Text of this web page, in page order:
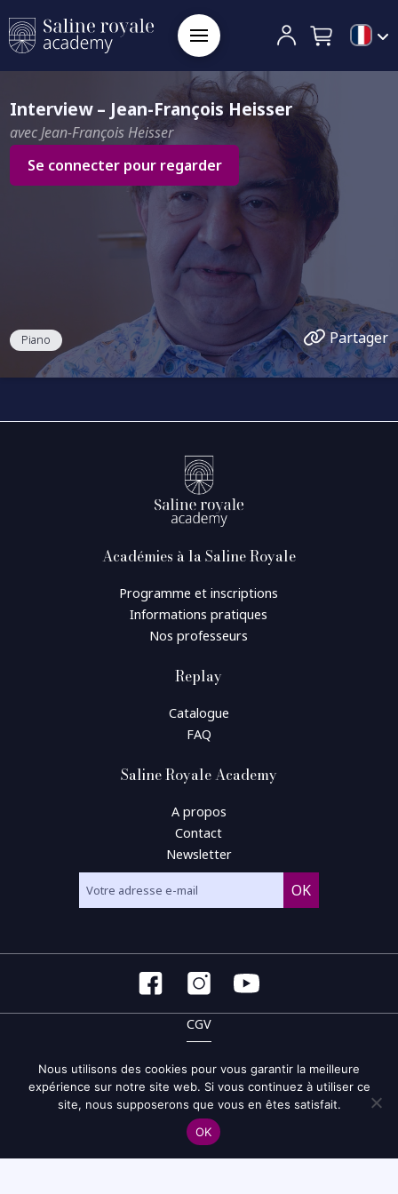
Interview – Jean-François Heisser
avec Jean-François Heisser
Se connecter pour regarder
Piano Partager
Académies à la Saline Royale
Programme et inscriptions
Informations pratiques
Nos professeurs
Replay
Catalogue
FAQ
Saline Royale Academy
A propos
Contact
Newsletter
CGV
Politique de confidentialité et de gestion des cookies
Site map
Nous utilisons des cookies pour vous garantir la meilleure
expérience sur notre site web. Si vous continuez à utiliser ce
site, nous supposerons que vous en êtes satisfait.
OK